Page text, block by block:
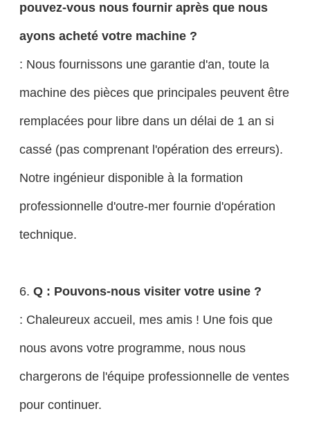
pouvez-vous nous fournir après que nous
ayons acheté votre machine ?
: Nous fournissons une garantie d'an, toute la
machine des pièces que principales peuvent être
remplacées pour libre dans un délai de 1 an si
cassé (pas comprenant l'opération des erreurs).
Notre ingénieur disponible à la formation
professionnelle d'outre-mer fournie d'opération
technique.
6. Q : Pouvons-nous visiter votre usine ?
: Chaleureux accueil, mes amis ! Une fois que
nous avons votre programme, nous nous
chargerons de l'équipe professionnelle de ventes
pour continuer.